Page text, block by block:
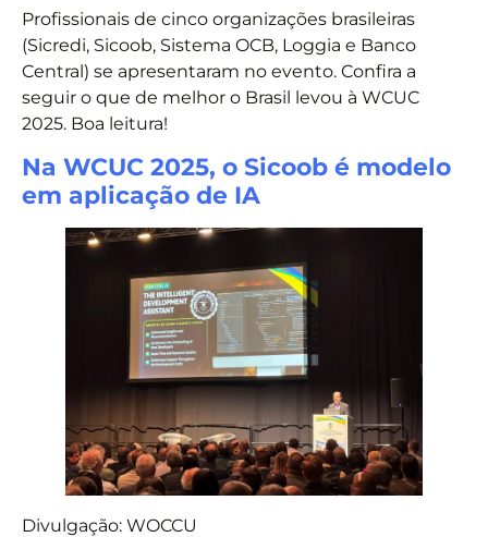
Profissionais de cinco organizações brasileiras
(Sicredi, Sicoob, Sistema OCB, Loggia e Banco
Central) se apresentaram no evento. Confira a
seguir o que de melhor o Brasil levou à WCUC
2025. Boa leitura!
Na WCUC 2025, o Sicoob é modelo
em aplicação de IA
Divulgação: WOCCU